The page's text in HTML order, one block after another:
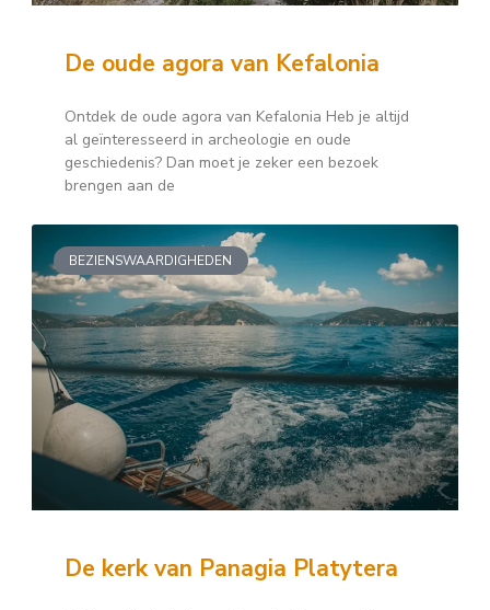
De oude agora van Kefalonia
Ontdek de oude agora van Kefalonia Heb je altijd
al geïnteresseerd in archeologie en oude
geschiedenis? Dan moet je zeker een bezoek
brengen aan de
BEZIENSWAARDIGHEDEN
De kerk van Panagia Platytera